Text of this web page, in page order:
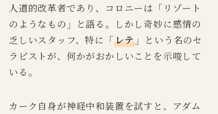
人道的改革者であり、コロニーは「リゾート
のようなもの」と語る。しかし奇妙に感情の
乏しいスタッフ、特に「レテ 」という名のセ
ラピストが、何かがおかしいことを示唆して
いる。
カーク自身が神経中和装置を試すと、アダム